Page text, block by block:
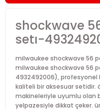
shockwave
setı-
milwaukee shockwave 56
milwaukee shockwave 56
4932492006), profesyonel
kaliteli bir aksesuar setidir.
makineleriyle uyumlu olan
yelpazesiyle dikkat çeker.